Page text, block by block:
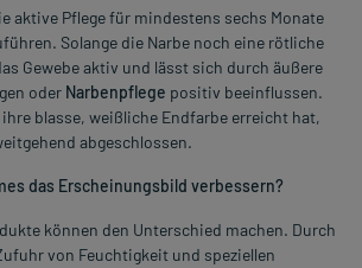
aktive Pflege für mindestens sechs Monate
Solange die Narbe noch eine rötliche
Gewebe aktiv und lässt sich durch äußere
oder Narbenpflege positiv beeinflussen.
blasse, weißliche Endfarbe erreicht hat,
abgeschlossen.
das Erscheinungsbild verbessern?
können den Unterschied machen. Durch
von Feuchtigkeit und speziellen